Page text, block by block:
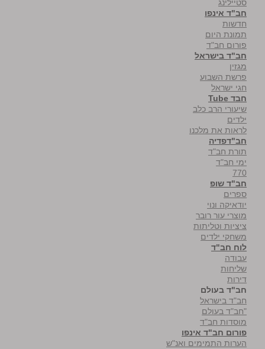
סטיילינג
חב"ד אינפו
חדשות
תמונת היום
פורום חב"ד
חב"ד בישראל
מגזין
פרשת השבוע
חגי ישראל
חבד Tube
שיעורי הרב כלב
ילדים
לראות את מלכנו
חב"דפדיה
תורת חב"ד
ימי חב"ד
770
חב"ד שופ
ספרים
יודאיקה ונוי
מוצרי עור רובר
ציציות וטליתות
משחקי ילדים
לוח חב"ד
עבודה
שליחות
דירות
חב"ד בעולם
חב"ד בישראל
"חב"ד בעולם
מוסדות חב"ד
פורום חב"ד אינפו
הערות התמימים ואנ"ש